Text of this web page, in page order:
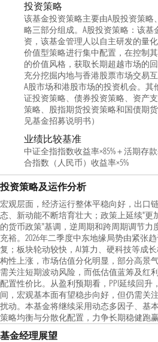
投资策略
该基金投资策略主要由A股投资策
略三部分组成。A股投资策略：该
资，该基金管理人以自主研发的量
价值型策略进行集中配置，在控制
的价值风格，获取长期超越市场的
充分挖掘内地与香港股票市场交易
A股市场和港股市场的投资机会。
证投资策略、债券投资策略、资产
策略、股指期货投资策略和国债期
见基金招募说明书）
业绩比较基准
中证全指指数收益率×85%＋活期存
合指数（人民币）收益率×5%
投资策略及运作分析
宏观层面，经济运行整体平稳向好，出口
态、新动能不断培育壮大；政策上延续"更
的货币政策"基调，逆周期和跨周期调节力
充裕。2026年二季度中东地缘局势由紧张
复；板块轮动较快，AI算力、硬科技等成
构性上涨，市场估值分化明显，部分高景
需关注短期波动风险，而低估值蓝筹及红
配置性价比。从盈利预期看，PPI延续回升
间，宏观基本面有望稳步向好，但仍需关
扰动。本基金将继续采用动态多因子、基
策略均衡与分散化配置，力争长期稳健跑赢
基金经理展望